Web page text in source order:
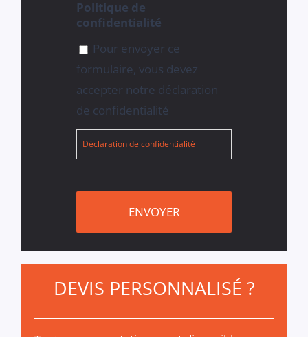
Politique de
confidentialité
Pour envoyer ce
formulaire, vous devez
accepter notre déclaration
de confidentialité
Déclaration de confidentialité
DEVIS PERSONNALISÉ ?